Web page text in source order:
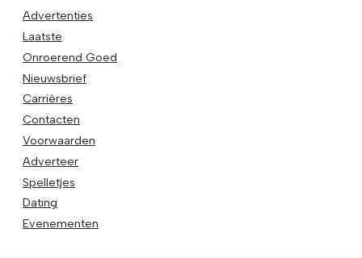
Advertenties
Laatste
Onroerend Goed
Nieuwsbrief
Carrières
Contacten
Voorwaarden
Adverteer
Spelletjes
Dating
Evenementen